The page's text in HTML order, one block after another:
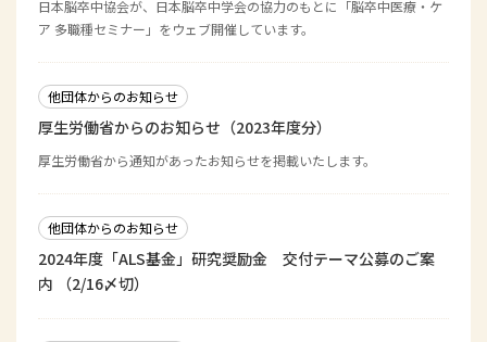
日本脳卒中協会が、日本脳卒中学会の協力のもとに「脳卒中医療・ケ
ア 多職種セミナー」をウェブ開催しています。
他団体からのお知らせ
厚生労働省からのお知らせ（2023年度分）
厚生労働省から通知があったお知らせを掲載いたします。
他団体からのお知らせ
2024年度「ALS基金」研究奨励金 交付テーマ公募のご案
内 （2/16〆切）